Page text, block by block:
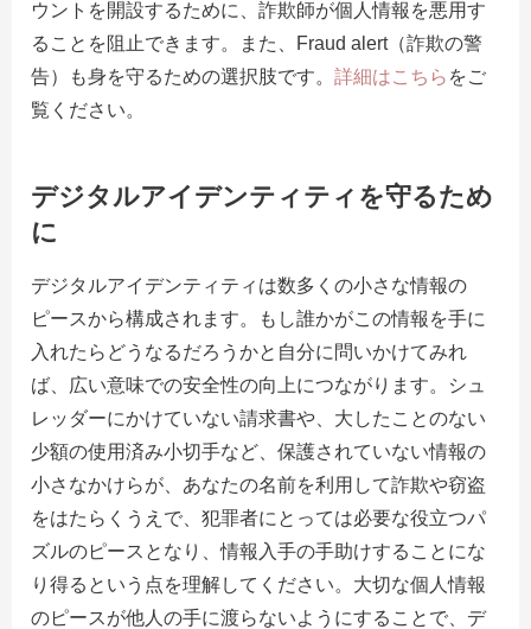
ウントを開設するために、詐欺師が個人情報を悪用す
ることを阻止できます。また、
Fraud alert（詐欺の警
告）も身を守るための選択肢です。 詳細はこちら をご
覧ください。
デジタルアイデンティティを守るため
に
デジタルアイデンティティは数多くの小さな情報の
ピースから構成されます。もし誰かがこの情報を手に
入れたらどうなるだろうかと自分に問いかけてみれ
ば、広い意味での安全性の向上につながります。シュ
レッダーにかけていない請求書や、大したことのない
少額の使用済み小切手など、保護されていない情報の
小さなかけらが、あなたの名前を利用して詐欺や窃盗
をはたらくうえで、犯罪者にとっては必要な役立つパ
ズルのピースとなり、情報入手の手助けすることにな
り得るという点を理解してください。大切な個人情報
のピースが他人の手に渡らないようにすることで、デ